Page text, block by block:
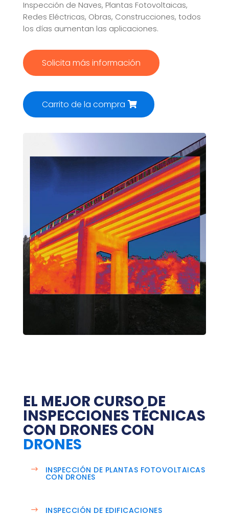
Inspección de Naves, Plantas Fotovoltaicas,
Redes Eléctricas, Obras, Construcciones, todos
los días aumentan las aplicaciones.
Solicita más información
Carrito de la compra
EL MEJOR CURSO DE
INSPECCIONES TÉCNICAS
CON DRONES CON
DRONES
INSPECCIÓN DE PLANTAS FOTOVOLTAICAS
CON DRONES
INSPECCIÓN DE EDIFICACIONES